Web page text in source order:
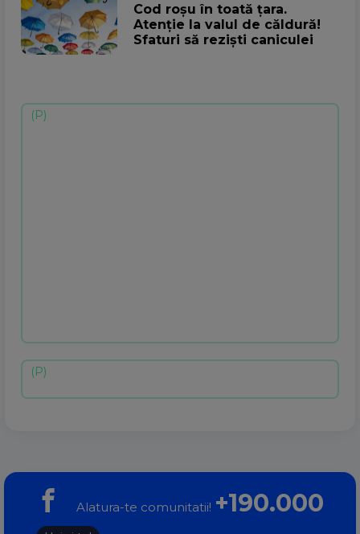
Cod roșu în toată țara.
Atenţie la valul de căldură!
Sfaturi să rezişti caniculei
Alatura-te comunitatii! +190.000